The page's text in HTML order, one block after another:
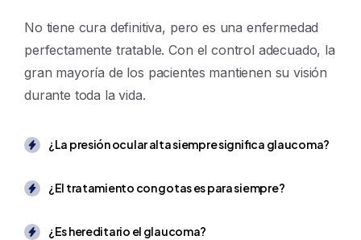
No tiene cura definitiva, pero es una enfermedad
perfectamente tratable. Con el control adecuado, la
gran mayoría de los pacientes mantienen su visión
durante toda la vida.
¿La presión ocular alta siempre significa glaucoma?
¿El tratamiento con gotas es para siempre?
¿Es hereditario el glaucoma?